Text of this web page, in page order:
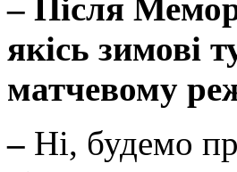
– Після
якісь зимові
матчевому
– Ні, будемо